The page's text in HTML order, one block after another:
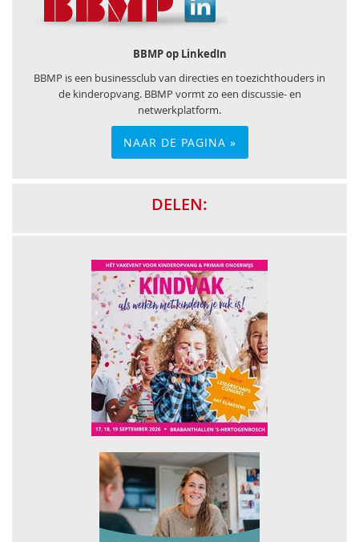
BBMP op LinkedIn
BBMP is een businessclub van directies en toezichthouders in
de kinderopvang. BBMP vormt zo een discussie- en
netwerkplatform.
NAAR DE PAGINA »
DELEN: